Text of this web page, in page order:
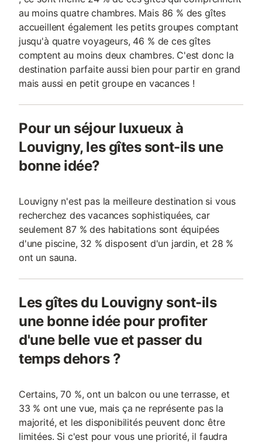
au moins quatre chambres. Mais 86 % des gîtes
accueillent également les petits groupes comptant
jusqu'à quatre voyageurs, 46 % de ces gîtes
comptent au moins deux chambres. C'est donc la
destination parfaite aussi bien pour partir en grand
mais aussi en petit groupe en vacances !
Pour un séjour luxueux à
Louvigny, les gîtes sont-ils une
bonne idée?
Louvigny n'est pas la meilleure destination si vous
recherchez des vacances sophistiquées, car
seulement 87 % des habitations sont équipées
d'une piscine, 32 % disposent d'un jardin, et 28 %
ont un sauna.
Les gîtes du Louvigny sont-ils
une bonne idée pour profiter
d'une belle vue et passer du
temps dehors ?
Certains, 70 %, ont un balcon ou une terrasse, et
33 % ont une vue, mais ça ne représente pas la
majorité, et les disponibilités peuvent donc être
limitées. Si c'est pour vous une priorité, il faudra